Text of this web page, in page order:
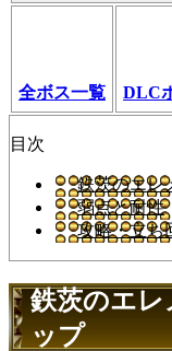
全ボス一覧 DLC
目次
鉄茨のエレ
弱点と耐性
攻略・立ち
鉄茨のエレ
ップ